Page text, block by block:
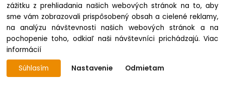
Copyright © 2022 lapex.sk, All rights reserved
Vytvorené systémom ClickEshop.sk
zážitku z prehliadania našich webových stránok na to, aby
sme vám zobrazovali prispôsobený obsah a cielené reklamy,
na analýzu návštevnosti našich webových stránok a na
pochopenie toho, odkiaľ naši návštevníci prichádzajú.Viac
informácií
Súhlasím
Nastavenie Odmietam